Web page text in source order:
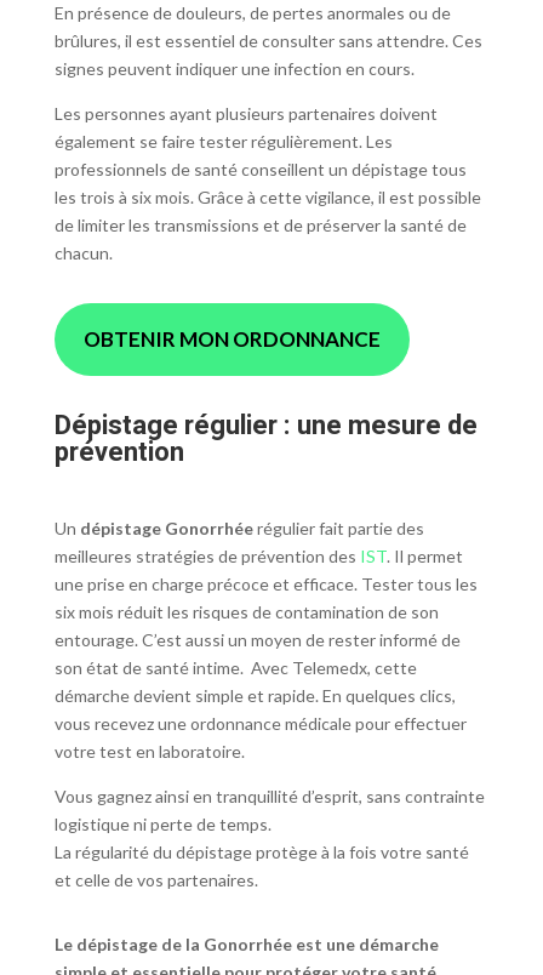
En présence de douleurs, de pertes anormales ou de
brûlures, il est essentiel de consulter sans attendre. Ces
signes peuvent indiquer une infection en cours.
Les personnes ayant plusieurs partenaires doivent
également se faire tester régulièrement. Les
professionnels de santé conseillent un dépistage tous
les trois à six mois. Grâce à cette vigilance, il est possible
de limiter les transmissions et de préserver la santé de
chacun.
OBTENIR MON ORDONNANCE
Dépistage régulier : une mesure de
prévention
Un dépistage Gonorrhéerégulier fait partie des
meilleures stratégies de prévention des IST. Il permet
une prise en charge précoce et efficace. Tester tous les
six mois réduit les risques de contamination de son
entourage. C’est aussi un moyen de rester informé de
son état de santé intime. Avec Telemedx, cette
démarche devient simple et rapide. En quelques clics,
vous recevez une ordonnance médicale pour effectuer
votre test en laboratoire.
Vous gagnez ainsi en tranquillité d’esprit, sans contrainte
logistique ni perte de temps.
La régularité du dépistage protège à la fois votre santé
et celle de vos partenaires.
Le dépistage de la Gonorrhée est une démarche